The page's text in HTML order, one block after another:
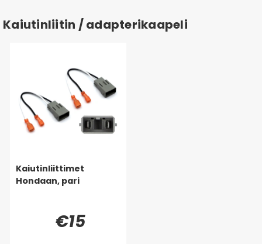
Kaiutinliitin / adapterikaapeli
Kaiutinliittimet
Hondaan, pari
€15